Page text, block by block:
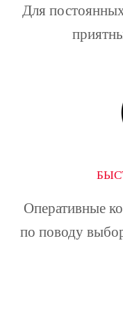
Для
Оперативные
по поводу